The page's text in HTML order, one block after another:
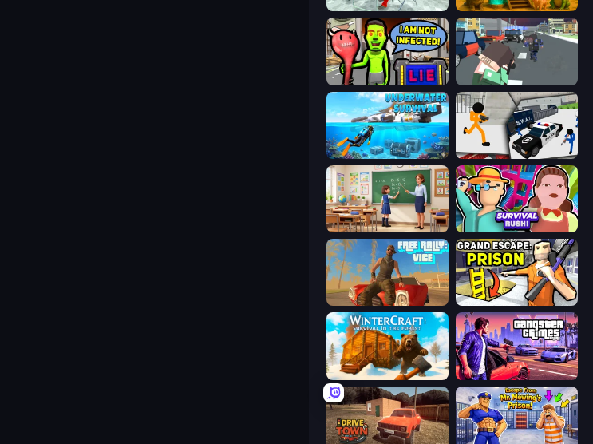
Alcatraz Prison Escape Plan Animal World
I Am Not Infected!
Underwater Survival: Deep Dive Stickman Prison: Counter Assault
High School Teacher Simulator Survival Rush!
Free Rally: Vice Grand Escape: Prison
WinterCraft: Survival in the Forest Gangster Crimes Online 6: Mafia City